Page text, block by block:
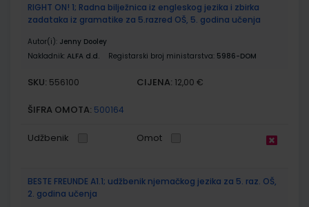
RIGHT ON! 1; Radna bilježnica iz engleskog jezika i zbirka
zadataka iz gramatike za 5.razred OŠ, 5. godina učenja
Autor(i): Jenny Dooley
Nakladnik: ALFA d.d. Registarski broj ministarstva: 5986-DOM
SKU: 556100 CIJENA: 12,00 €
ŠIFRA OMOTA: 500164
Udžbenik Omot
BESTE FREUNDE A1.1; udžbenik njemačkog jezika za 5. raz. OŠ,
2. godina učenja